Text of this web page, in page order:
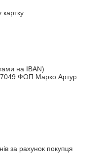
на IBAN)
ФОП Марко Артур
за рахунок покупця